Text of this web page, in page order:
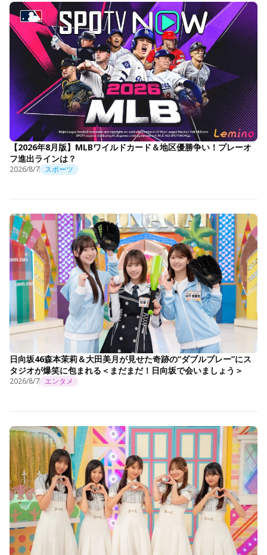
【2026年8月版】MLBワイルドカード＆地区優勝争い！プレーオ
フ進出ラインは？
2026/8/7 スポーツ
日向坂46森本茉莉＆大田美月が見せた奇跡の“ダブルプレー”にス
タジオが爆笑に包まれる＜まだまだ！日向坂で会いましょう＞
2026/8/7 エンタメ